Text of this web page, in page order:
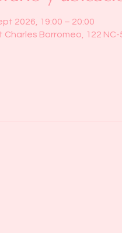
2026, 19:00 – 20:00
Charles Borromeo, 122 NC-